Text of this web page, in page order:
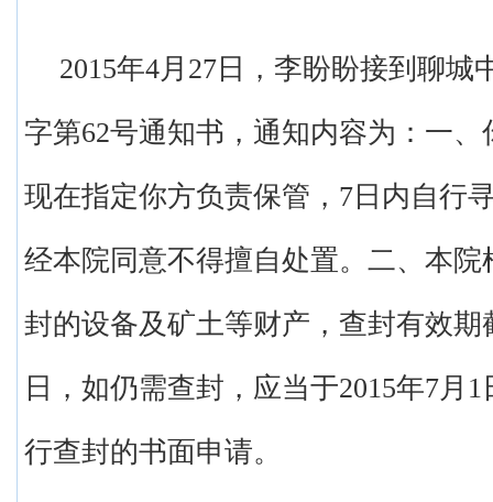
2015年4月27日，李盼盼接到聊城
字第62号通知书，通知内容为：一
现在指定你方负责保管，7日内自行
经本院同意不得擅自处置。二、本院
封的设备及矿土等财产，查封有效期
日，如仍需查封，应当于2015年7月
行查封的书面申请。